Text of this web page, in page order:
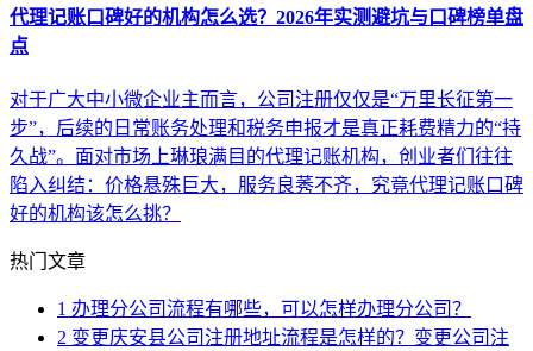
代理记账口碑好的机构怎么选？2026年实测避坑与口碑榜单盘
点
对于广大中小微企业主而言，公司注册仅仅是“万里长征第一
步”，后续的日常账务处理和税务申报才是真正耗费精力的“持
久战”。面对市场上琳琅满目的代理记账机构，创业者们往往
陷入纠结：价格悬殊巨大，服务良莠不齐，究竟代理记账口碑
好的机构该怎么挑？
热门文章
1 办理分公司流程有哪些，可以怎样办理分公司？
2 变更庆安县公司注册地址流程是怎样的？变更公司注